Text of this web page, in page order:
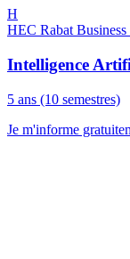
H
HEC Rabat
Intelligence
5 ans (10 semestres)
Je m'informe